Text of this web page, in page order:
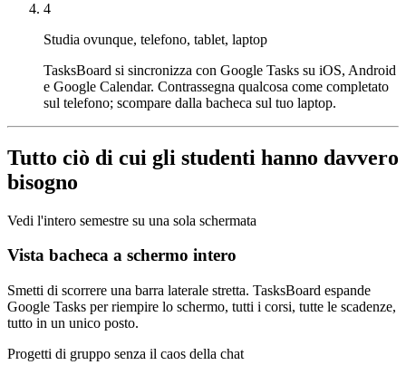
4
Studia ovunque, telefono, tablet, laptop
TasksBoard si sincronizza con Google Tasks su iOS, Android
e Google Calendar. Contrassegna qualcosa come completato
sul telefono; scompare dalla bacheca sul tuo laptop.
Tutto ciò di cui gli studenti hanno davvero
bisogno
Vedi l'intero semestre su una sola schermata
Vista bacheca a schermo intero
Smetti di scorrere una barra laterale stretta. TasksBoard espande
Google Tasks per riempire lo schermo, tutti i corsi, tutte le scadenze,
tutto in un unico posto.
Progetti di gruppo senza il caos della chat